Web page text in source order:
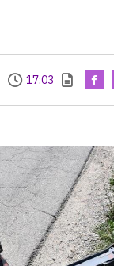
17:03